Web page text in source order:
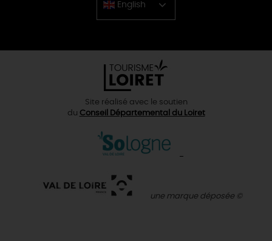
English
Chinese
Site réalisé avec le soutien
du Conseil Départemental du Loiret
une marque déposée ©